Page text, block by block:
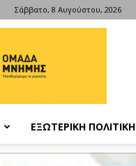
Σάββατο, 8 Αυγούστου, 2026
ΕΞΩΤΕΡΙΚΗ ΠΟΛΙΤΙΚΗ